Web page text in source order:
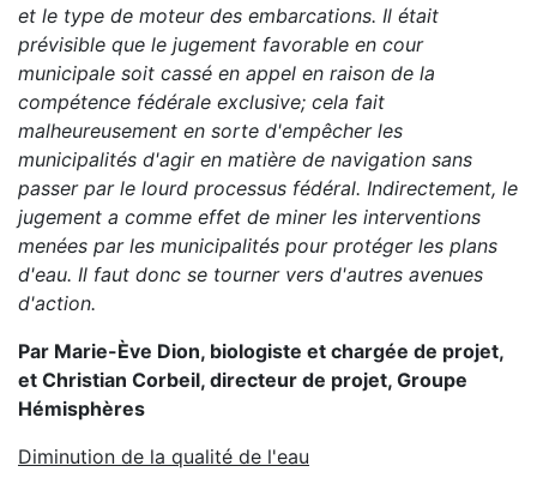
et le type de moteur des embarcations. Il était
prévisible que le jugement favorable en cour
municipale soit cassé en appel en raison de la
compétence fédérale exclusive; cela fait
malheureusement en sorte d'empêcher les
municipalités d'agir en matière de navigation sans
passer par le lourd processus fédéral. Indirectement, le
jugement a comme effet de miner les interventions
menées par les municipalités pour protéger les plans
d'eau. Il faut donc se tourner vers d'autres avenues
d'action.
Par Marie-Ève Dion, biologiste et chargée de projet,
et Christian Corbeil, directeur de projet, Groupe
Hémisphères
Diminution de la qualité de l'eau